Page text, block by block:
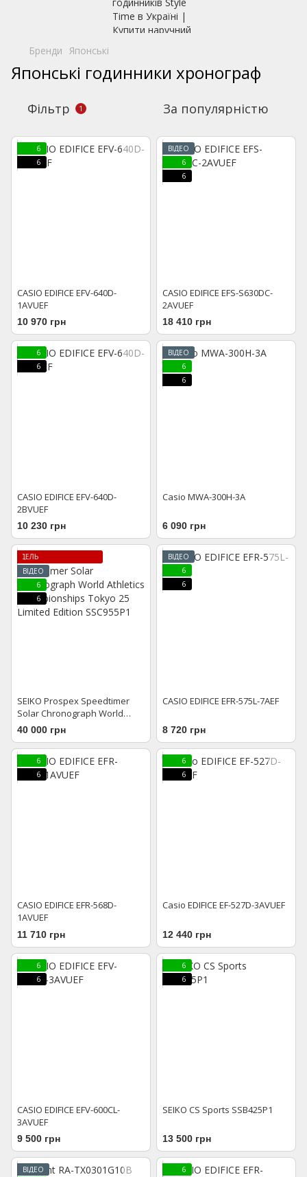
Бренди Японські
Японські годинники хронограф
Фільтр 1 За популярністю
6
6
CASIO EDIFICE EFV-640D-
1AVUEF
10 970 грн
ВІДЕО
6
6
CASIO EDIFICE EFS-S630DC-
2AVUEF
18 410 грн
6
6
CASIO EDIFICE EFV-640D-
2BVUEF
10 230 грн
ВІДЕО
6
6
Casio MWA-300H-3A
6 090 грн
ЛІМІТОВАНА МОДЕЛЬ
ВІДЕО
6
6
SEIKO Prospex Speedtimer
Solar Chronograph World
Athletics Championships
Tokyo 25 Limited Edition
SSC955P1
40 000 грн
ВІДЕО
6
6
CASIO EDIFICE EFR-575L-7AEF
8 720 грн
6
6
CASIO EDIFICE EFR-568D-
1AVUEF
11 710 грн
6
6
Casio EDIFICE EF-527D-3AVUEF
12 440 грн
6
6
CASIO EDIFICE EFV-600CL-
3AVUEF
9 500 грн
6
6
SEIKO CS Sports SSB425P1
13 500 грн
ВІДЕО
6